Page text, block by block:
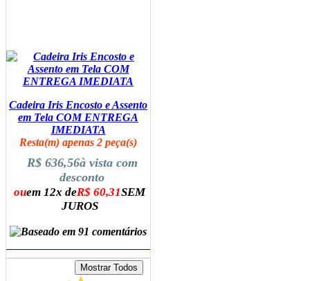
Cadeira Iris Encosto e Assento
em Tela COM ENTREGA
IMEDIATA
Resta(m) apenas 2 peça(s)
R$ 636,56à vista com
desconto
ouem 12x deR$ 60,31SEM
JUROS